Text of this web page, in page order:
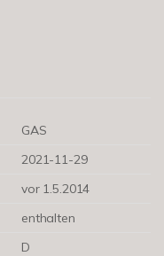
GAS
2021-11-29
vor 1.5.2014
enthalten
D